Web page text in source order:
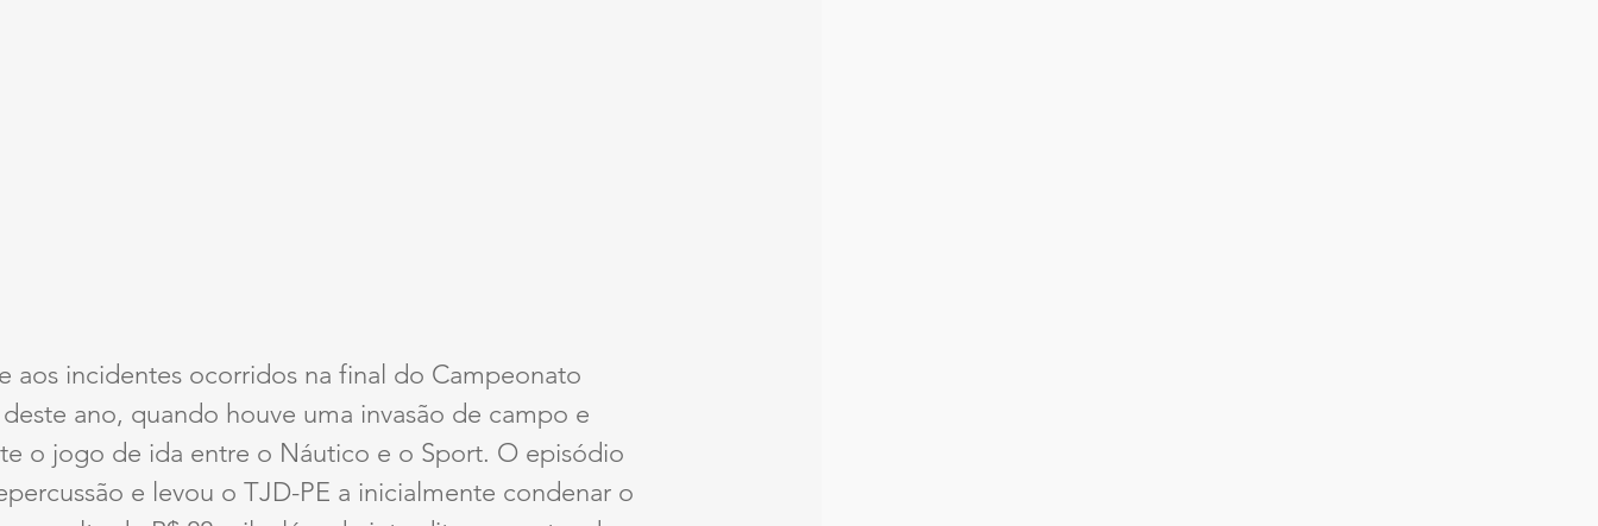
aos incidentes ocorridos na final do Campeonato
ano, quando houve uma invasão de campo e
o jogo de ida entre o Náutico e o Sport. O episódio
e levou o TJD-PE a inicialmente condenar o